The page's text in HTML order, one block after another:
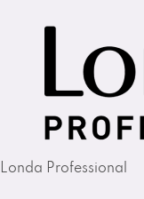
Londa Professional